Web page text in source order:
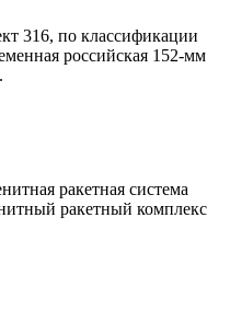
316, по классификации
российская 152-мм
ракетная система
ракетный комплекс